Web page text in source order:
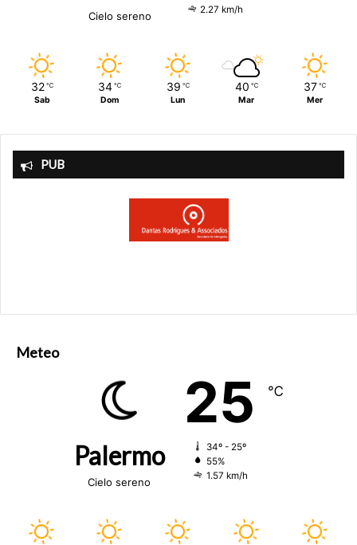
Cielo sereno
2.27 km/h
32 ℃
Sab
34 ℃
Dom
39 ℃
Lun
40 ℃
Mar
37 ℃
Mer
PUB
Meteo
Palermo
Cielo sereno
25 ℃
34º - 25º
55%
1.57 km/h